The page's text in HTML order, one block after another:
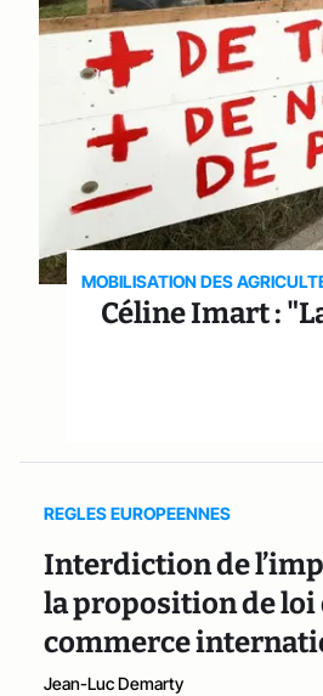
MOBILISATION DES
Céline Imart :
REGLES EUROPEENNES
Interdiction de
la proposition de loi
commerce
Jean-Luc Demarty